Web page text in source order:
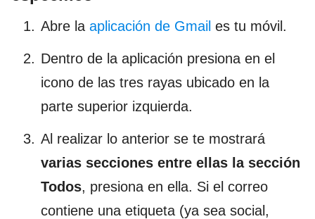
Abre la aplicación de Gmail es tu móvil.
Dentro de la aplicación presiona en el
icono de las tres rayas ubicado en la
parte superior izquierda.
Al realizar lo anterior se te mostrará
varias secciones entre ellas la sección
Todos, presiona en ella. Si el correo
contiene una etiqueta (ya sea social,